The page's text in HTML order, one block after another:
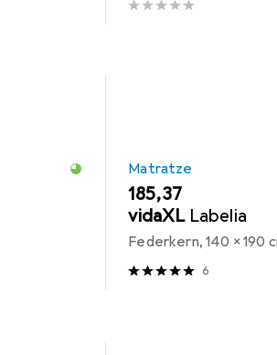
Matratze
EUR
185,37
vidaXL Labelia
Federkern, 140 x 190
6